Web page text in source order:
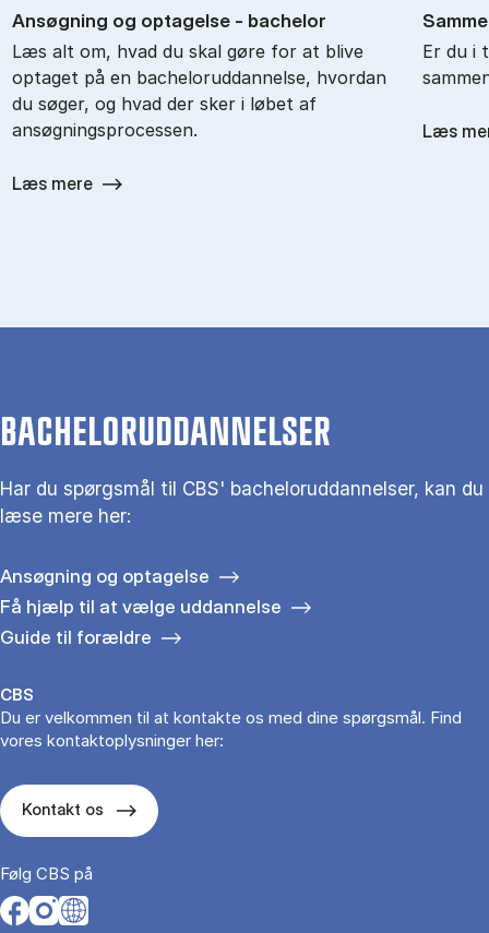
An­søg­ning og op­ta­gel­se - ba­chel­or
Læs alt om, hvad du skal gøre for at blive
optaget på en bacheloruddannelse, hvordan
du søger, og hvad der sker i løbet af
ansøgningsprocessen.
Læs mere
Er du i
Læs
BACHELORUDDANNELSER
Har du spørgsmål til CBS' bacheloruddannelser, kan du
læse mere her:
Ansøgning og optagelse
Få hjælp til at vælge uddannelse
Guide til forældre
CBS
Du er velkommen til at kontakte os med dine spørgsmål. Find
vores kontaktoplysninger her:
Kontakt os
Følg CBS på
Opens in a new tab
Opens in a new tab
Opens in a new tab